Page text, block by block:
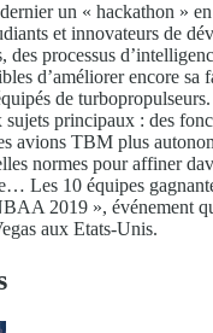
un « hackathon »
et innovateurs de
des processus
d’améliorer encore sa
de
principaux : des
avions TBM plus
normes pour affiner
Les 10 équipes
2019 », événement
aux Etats-Unis.